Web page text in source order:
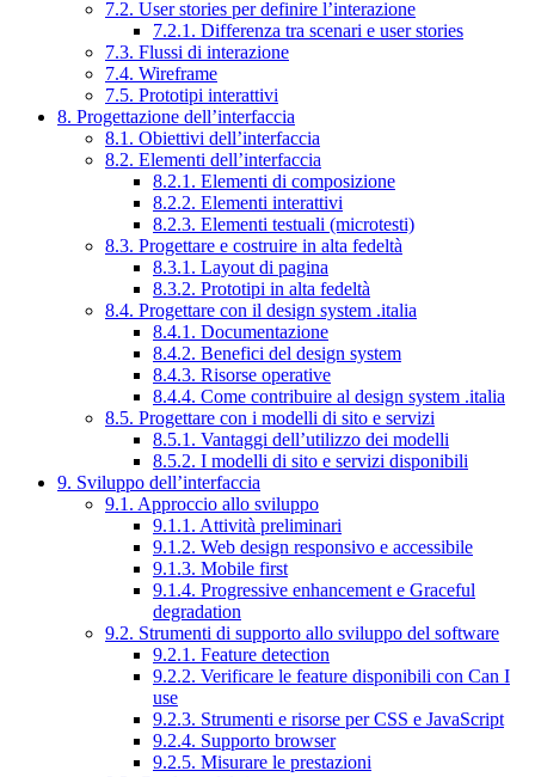
7.2. User stories per definire l’interazione
7.2.1. Differenza tra scenari e user stories
7.3. Flussi di interazione
7.4. Wireframe
7.5. Prototipi interattivi
8. Progettazione dell’interfaccia
8.1. Obiettivi dell’interfaccia
8.2. Elementi dell’interfaccia
8.2.1. Elementi di composizione
8.2.2. Elementi interattivi
8.2.3. Elementi testuali (microtesti)
8.3. Progettare e costruire in alta fedeltà
8.3.1. Layout di pagina
8.3.2. Prototipi in alta fedeltà
8.4. Progettare con il design system .italia
8.4.1. Documentazione
8.4.2. Benefici del design system
8.4.3. Risorse operative
8.4.4. Come contribuire al design system .italia
8.5. Progettare con i modelli di sito e servizi
8.5.1. Vantaggi dell’utilizzo dei modelli
8.5.2. I modelli di sito e servizi disponibili
9. Sviluppo dell’interfaccia
9.1. Approccio allo sviluppo
9.1.1. Attività preliminari
9.1.2. Web design responsivo e accessibile
9.1.3. Mobile first
9.1.4. Progressive enhancement e Graceful
degradation
9.2. Strumenti di supporto allo sviluppo del software
9.2.1. Feature detection
9.2.2. Verificare le feature disponibili con Can I
use
9.2.3. Strumenti e risorse per CSS e JavaScript
9.2.4. Supporto browser
9.2.5. Misurare le prestazioni